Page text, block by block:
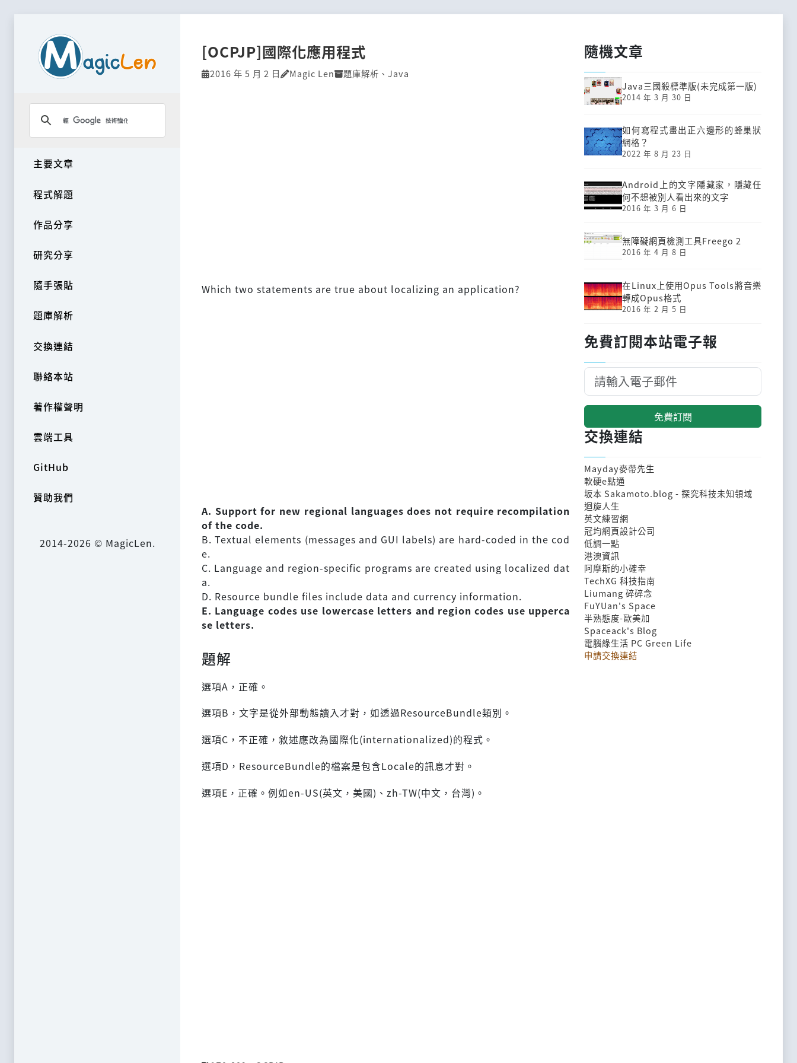
主要文章
程式解題
作品分享
研究分享
隨手張貼
題庫解析
交換連結
聯絡本站
著作權聲明
雲端工具
GitHub
贊助我們
2014-2026 © MagicLen.
[OCPJP]國際化應用程式
2016 年 5 月 2 日 Magic Len 題庫解析 、 Java
Which two statements are true about localizing an application?
A. Support for new regional languages does not require recompilation
of the code.
B. Textual elements (messages and GUI labels) are hard-coded in the cod
e.
C. Language and region-specific programs are created using localized dat
a.
D. Resource bundle files include data and currency information.
E. Language codes use lowercase letters and region codes use upperca
se letters.
題解
選項A，正確。
選項B，文字是從外部動態讀入才對，如透過ResourceBundle類別。
選項C，不正確，敘述應改為國際化(internationalized)的程式。
選項D，ResourceBundle的檔案是包含Locale的訊息才對。
選項E，正確。例如en-US(英文，美國)、zh-TW(中文，台灣)。
隨機文章
Java三國殺標準版(未完成第一版)
2014 年 3 月 30 日
如何寫程式畫出正六邊形的蜂巢狀
網格？
2022 年 8 月 23 日
Android上的文字隱藏家，隱藏任
何不想被別人看出來的文字
2016 年 3 月 6 日
無障礙網頁檢測工具Freego 2
2016 年 4 月 8 日
在Linux上使用Opus Tools將音樂
轉成Opus格式
2016 年 2 月 5 日
免費訂閱本站電子報
免費訂閱
交換連結
Mayday麥帶先生
軟硬e點通
坂本 Sakamoto.blog - 探究科技未知領域
迴旋人生
英文練習網
冠均網頁設計公司
低調一點
港澳資訊
阿摩斯的小確幸
TechXG 科技指南
Liumang 碎碎念
FuYUan's Space
半熟態度-歐美加
Spaceack's Blog
電腦綠生活 PC Green Life
申請交換連結